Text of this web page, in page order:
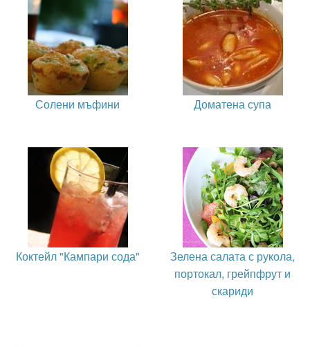
Солени мъфини Доматена супа
Коктейл "Кампари сода"
Зелена салата с рукола,
портокал, грейпфрут и
скариди